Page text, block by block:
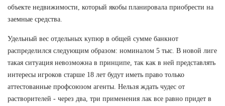
объекте недвижимости, который якобы планировала приобрести на
заемные средства.
Удельный вес отдельных купюр в общей сумме банкнот
распределился следующим образом: номиналом 5 тыс. В новой лиге
такая ситуация невозможна в принципе, так как в ней представлять
интересы игроков старше 18 лет будут иметь право только
аттестованные профсоюзом агенты. Нельзя ждать чудес от
растворителей - через два, три применения лак все равно придет в